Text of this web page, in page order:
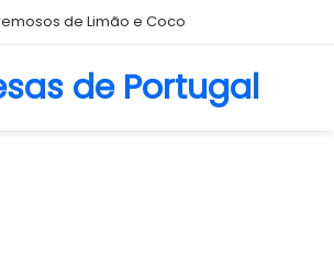
de Portugal